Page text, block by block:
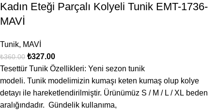
Kadın Eteği Parçalı Kolyeli Tunik EMT-1736-
MAVİ
Tunik, MAVİ
₺360.00 ₺327.00
Tesettür Tunik Özellikleri: Yeni sezon tunik
modeli. Tunik modelimizin kumaşı keten kumaş olup kolye
detayı ile hareketlendirilmiştir. Ürünümüz S / M / L / XL beden
aralığındadır. Gündelik kullanıma,